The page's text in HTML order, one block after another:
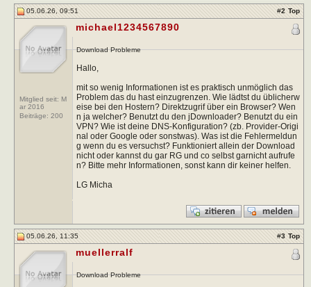
05.06.26, 09:51 #2 Top
Mitglied seit: M
ar 2016
Beiträge: 200
michael1234567890
Download Probleme
Hallo,
mit so wenig Informationen ist es praktisch unmöglich das
Problem das du hast einzugrenzen. Wie lädtst du üblicherw
eise bei den Hostern? Direktzugrif über ein Browser? Wen
n ja welcher? Benutzt du den jDownloader? Benutzt du ein
VPN? Wie ist deine DNS-Konfiguration? (zb. Provider-Origi
nal oder Google oder sonstwas). Was ist die Fehlermeldun
g wenn du es versuchst? Funktioniert allein der Download
nicht oder kannst du gar RG und co selbst garnicht aufrufe
n? Bitte mehr Informationen, sonst kann dir keiner helfen.
LG Micha
05.06.26, 11:35 #3 Top
muellerralf
Download Probleme